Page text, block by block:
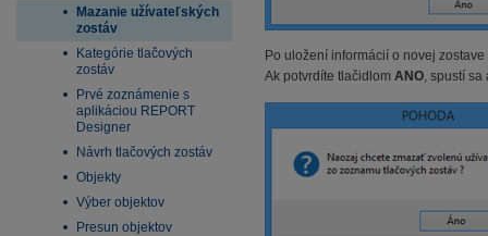
Mazanie užívateľských
zostáv
Kategórie tlačových
zostáv
Prvé zoznámenie s
aplikáciou REPORT
Designer
Návrh tlačových zostáv
Objekty
Výber objektov
Presun objektov
Po uložení informácií o novej
Ak potvrdíte tlačidlom ANO, spustí sa